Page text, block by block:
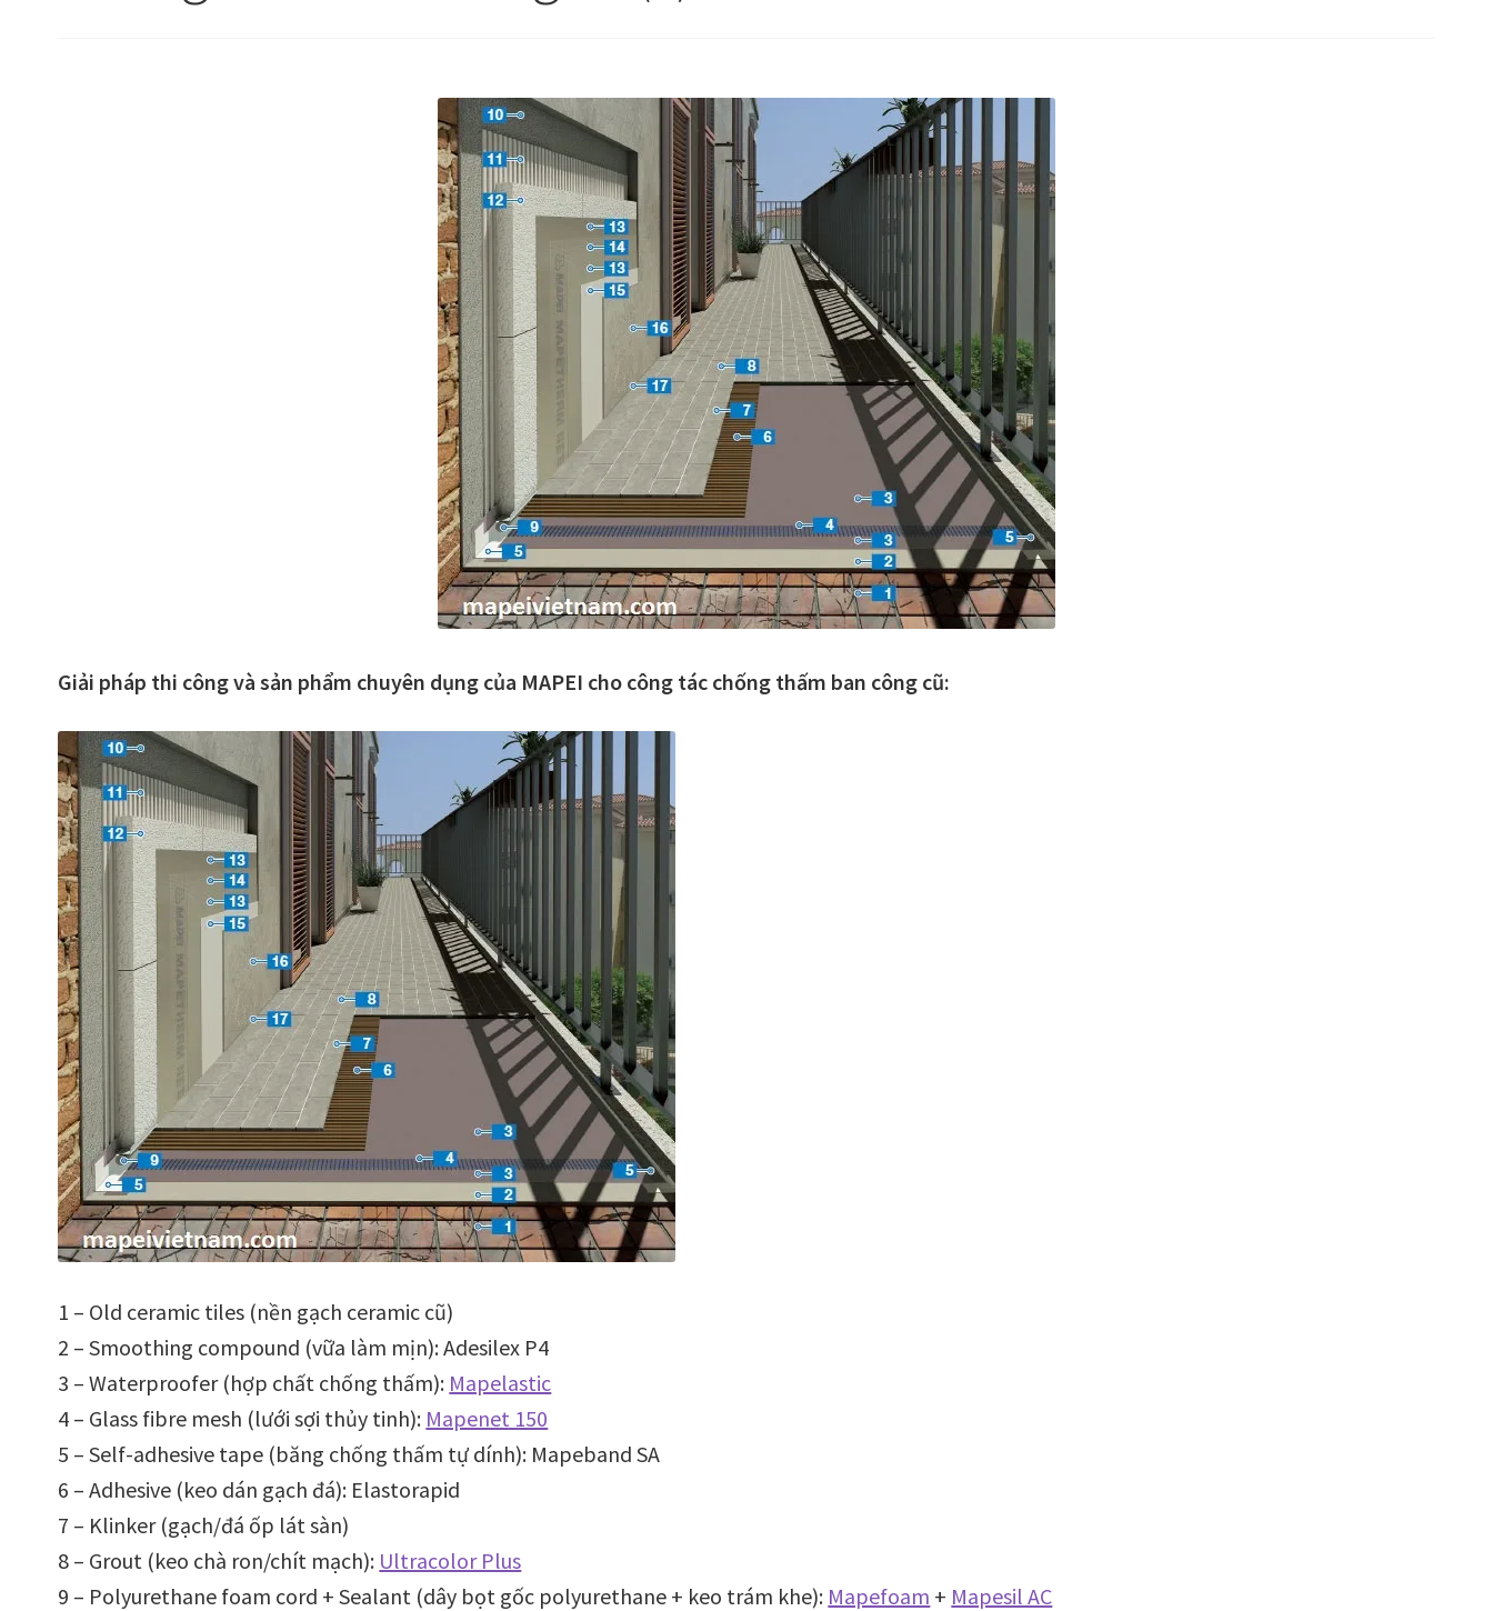
Giải pháp thi công và sản phẩm chuyên dụng của MAPEI cho công tác chống thấm ban công cũ:
1 – Old ceramic tiles (nền gạch ceramic cũ)
2 – Smoothing compound (vữa làm mịn): Adesilex P4
3 – Waterproofer (hợp chất chống thấm): Mapelastic
4 – Glass fibre mesh (lưới sợi thủy tinh): Mapenet 150
5 – Self-adhesive tape (băng chống thấm tự dính): Mapeband SA
6 – Adhesive (keo dán gạch đá): Elastorapid
7 – Klinker (gạch/đá ốp lát sàn)
8 – Grout (keo chà ron/chít mạch): Ultracolor Plus
9 – Polyurethane foam cord + Sealant (dây bọt gốc polyurethane + keo trám khe): Mapefoam + Mapesil AC